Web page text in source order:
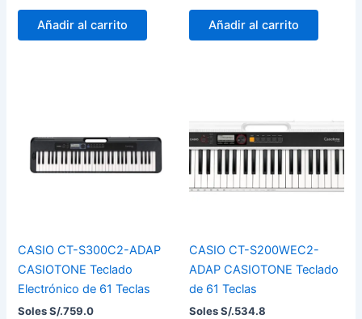
Añadir al carrito Añadir al carrito
CASIO CT-S300C2-ADAP
CASIOTONE Teclado
Electrónico de 61 Teclas
Soles S/.759.0
CASIO CT-S200WEC2-
ADAP CASIOTONE Teclado
de 61 Teclas
Soles S/.534.8